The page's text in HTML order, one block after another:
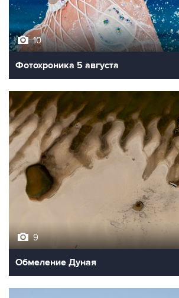
10
Фотохроника 5 августа
9
Обмеление Дуная